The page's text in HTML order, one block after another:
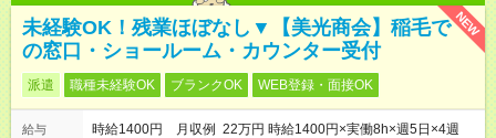
NEW
未経験OK！残業ほぼなし▼【美光商会】稲毛で
の窓口・ショールーム・カウンター受付
派遣 職種未経験OK ブランクOK WEB登録・面接OK
給与
時給1400円 月収例 22万円 時給1400円×実働8h×週5日×4週